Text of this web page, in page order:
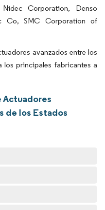
Corporation, Denso
Co, SMC Corporation of
avanzados entre los
los principales fabricantes a
Actuadores
de los Estados